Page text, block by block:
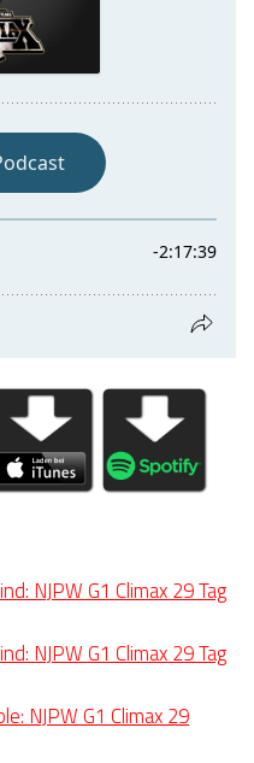
NJPW G1 Climax 29 Tag
NJPW G1 Climax 29 Tag
NJPW G1 Climax 29